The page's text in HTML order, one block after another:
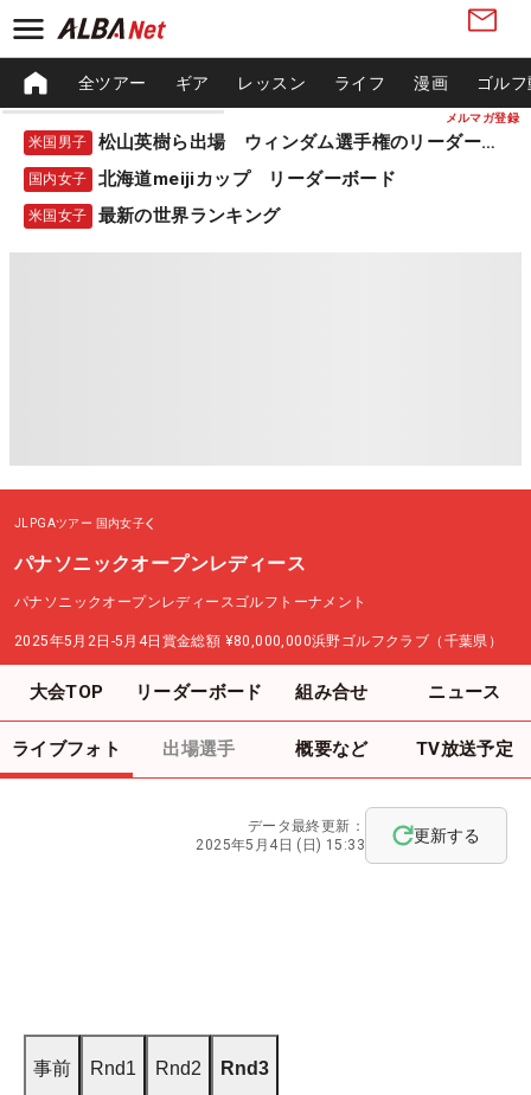
メルマガ登録
全ツアー ギア レッスン ライフ 漫画 ゴル
米国男子 松山英樹ら出場 ウィンダム選手権のリーダーボード
国内女子 北海道meijiカップ リーダーボード
米国女子 最新の世界ランキング
JLPGAツアー 国内女子
パナソニックオープンレディース
パナソニックオープンレディースゴルフトーナメント
2025年5月2日-5月4日 賞金総額 ¥80,000,000浜野ゴルフクラブ（千葉県）
大会TOP リーダーボード 組み合せ ニュース
ライブフォト 出場選手 概要など TV放送予定
データ最終更新：
2025年5月4日 (日) 15:33
更新する
事前 Rnd1 Rnd2 Rnd3